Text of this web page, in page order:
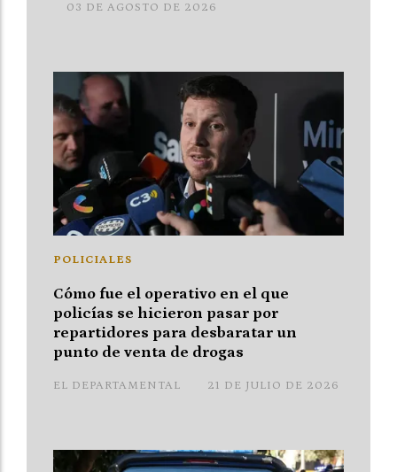
03 DE AGOSTO DE 2026
Cómo fue el operativo en el que
policías se hicieron pasar por
repartidores para desbaratar un
punto de venta de drogas
EL DEPARTAMENTAL
POLICIALES
21 DE JULIO DE 2026